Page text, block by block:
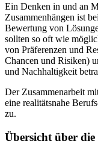
Ein Denken in und an
Zusammenhängen ist
Bewertung von
sollten so oft wie
von Präferenzen und
Chancen und Risiken)
und Nachhaltigkeit
Der Zusammenarbeit
eine realitätsnahe
zu.
Übersicht über